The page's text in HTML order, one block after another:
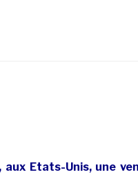
aux Etats-Unis, une